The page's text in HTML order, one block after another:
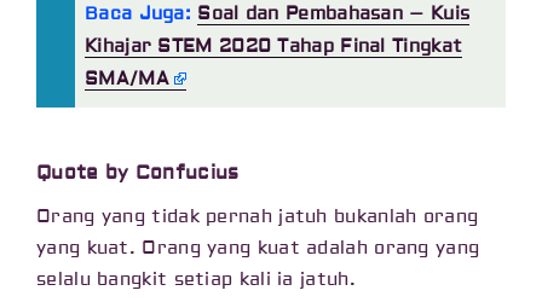
Baca Juga: Soal dan Pembahasan – Kuis
Kihajar STEM 2020 Tahap Final Tingkat
SMA/MA
Quote by Confucius
Orang yang tidak pernah jatuh bukanlah orang
yang kuat. Orang yang kuat adalah orang yang
selalu bangkit setiap kali ia jatuh.